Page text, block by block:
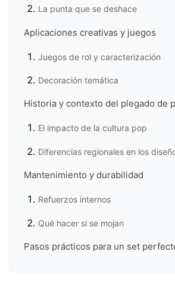
La punta que se deshace
Aplicaciones creativas y juegos
Juegos de rol y caracterización
Decoración temática
Historia y contexto del plegado de
El impacto de la cultura pop
Diferencias regionales en los
Mantenimiento y durabilidad
Refuerzos internos
Qué hacer si se mojan
Pasos prácticos para un set